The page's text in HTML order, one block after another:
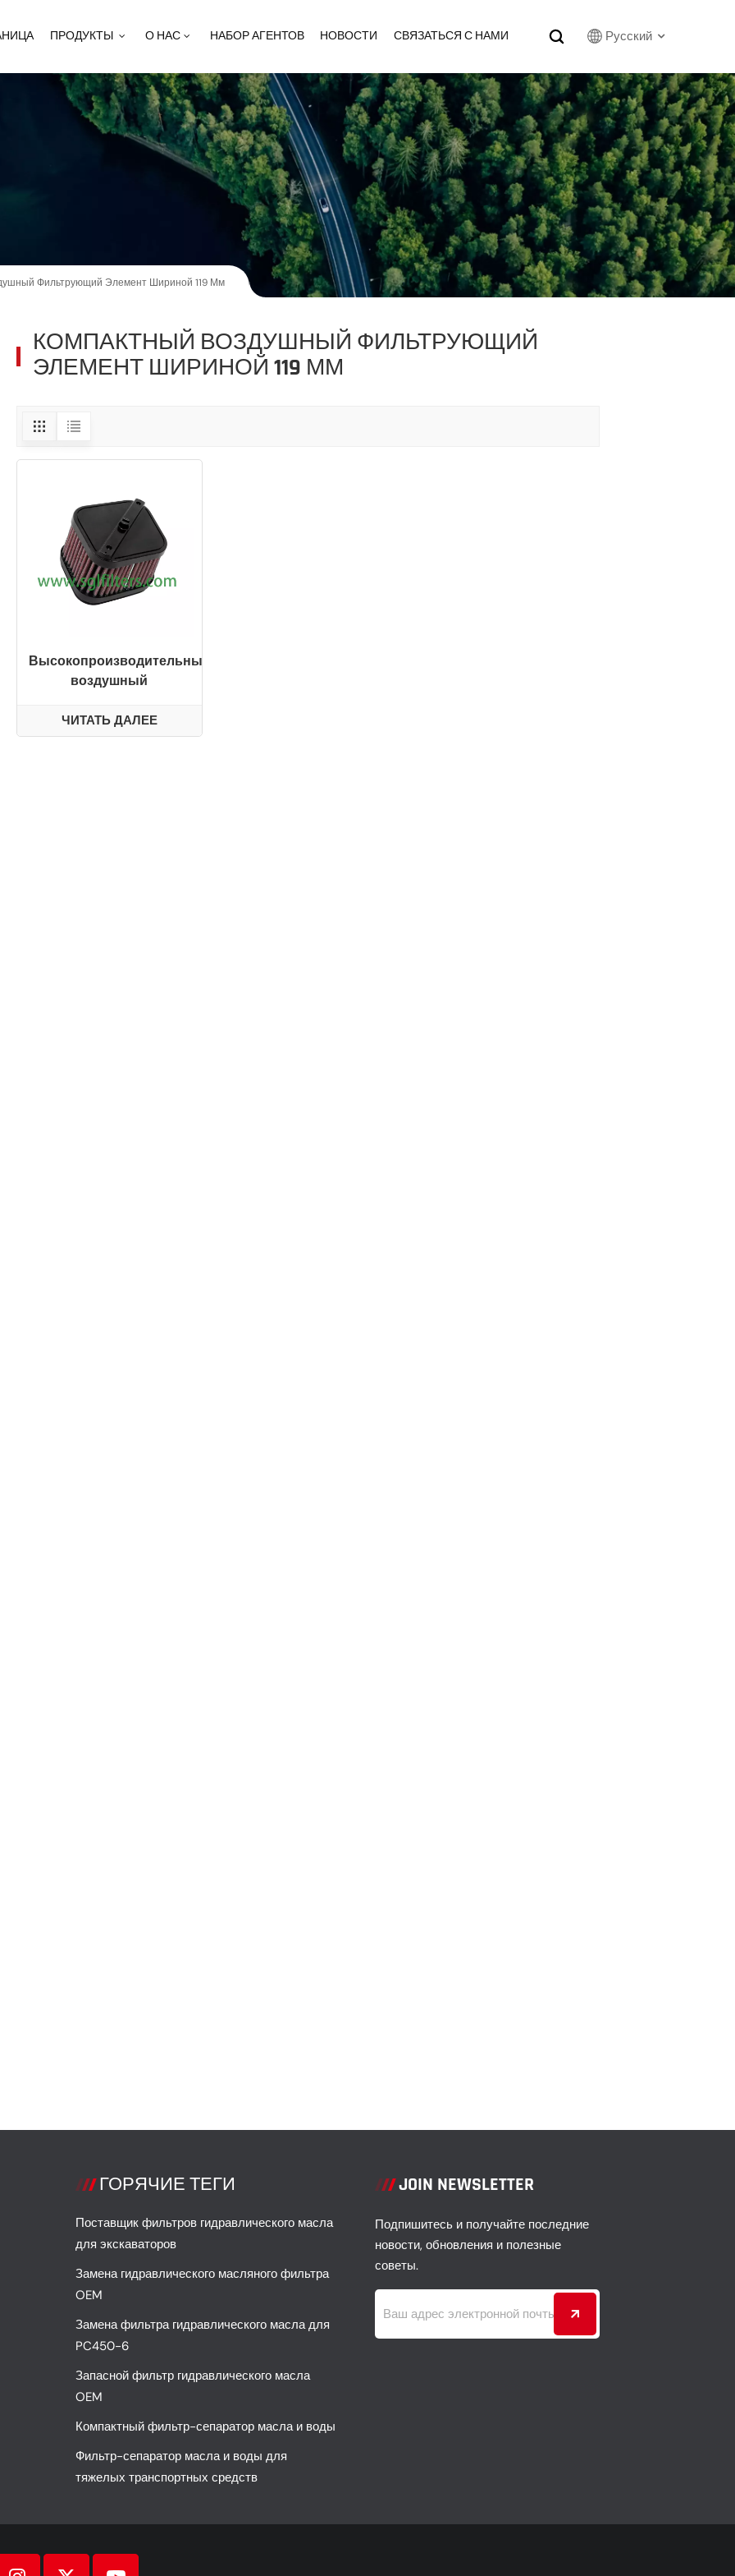
ПРОДУКТЫ О НАС НАБОР АГЕНТОВ НОВОСТИ СВЯЗАТЬСЯ С НАМИ Русский
English
Français
Русский
بالعربية
español
한국어
Фильтрующий Элемент Шириной 119 Мм
КОМПАКТНЫЙ ВОЗДУШНЫЙ ФИЛЬТРУЮЩИЙ
ЭЛЕМЕНТ ШИРИНОЙ 119 ММ
Высокопроизводительный
воздушный
HA-2519XD для
мотоциклов Honda
ЧИТАТЬ ДАЛЕЕ
ГОРЯЧИЕ ТЕГИ
Поставщик фильтров гидравлического масла
для экскаваторов
Замена гидравлического масляного фильтра
OEM
Замена фильтра гидравлического масла для
PC450-6
Запасной фильтр гидравлического масла
OEM
Компактный фильтр-сепаратор масла и воды
Фильтр-сепаратор масла и воды для
тяжелых транспортных средств
JOIN NEWSLETTER
Подпишитесь и получайте последние
новости, обновления и полезные
советы.